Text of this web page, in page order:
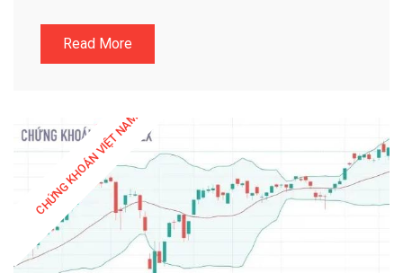
Read More
CHỨNG KHOÁN VIỆT NAM